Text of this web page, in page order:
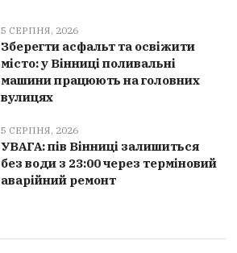
5 СЕРПНЯ, 2026
Зберегти асфальт та освіжити
місто: у Вінниці поливальні
машини працюють на головних
вулицях
5 СЕРПНЯ, 2026
УВАГА: пів Вінниці залишиться
без води з 23:00 через терміновий
аварійний ремонт